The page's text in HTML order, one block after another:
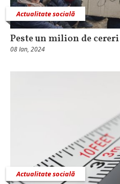
Actualitate socială
Peste un milion de
08 Ian, 2024
Actualitate socială